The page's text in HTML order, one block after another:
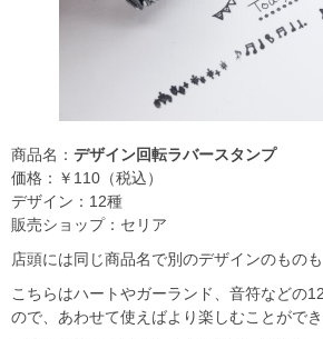
商品名： デザイン回転ラバースタンプ
価格：￥110（税込）
デザイン：12種
販売ショップ：セリア
店頭には同じ商品名で別のデザインのものも
こちらはハートやガーランド、音符などの
ので、あわせて使えばより楽しむことができ